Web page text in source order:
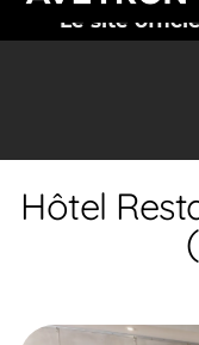
Le site
Hôtel